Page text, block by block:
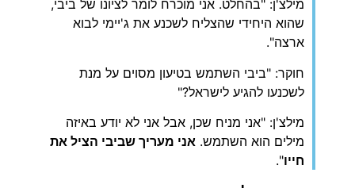
מילצ'ן: "בהחלט. אני מוכרח לומר לציונו של ביבי,
שהוא היחידי שהצליח לשכנע את ג'יימי לבוא
ארצה".
חוקר: "ביבי השתמש בטיעון מסוים על מנת
לשכנעו להגיע לישראל?"
מילצ'ן: "אני מניח שכן, אבל אני לא יודע באיזה
מילים הוא השתמש.אני מעריך שביבי הציל את
".